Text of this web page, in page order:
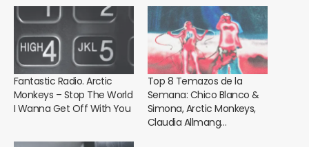
Fantastic Radio. Arctic
Monkeys – Stop The World
I Wanna Get Off With You
Top 8 Temazos de la
Semana: Chico Blanco &
Simona, Arctic Monkeys,
Claudia Allmang…